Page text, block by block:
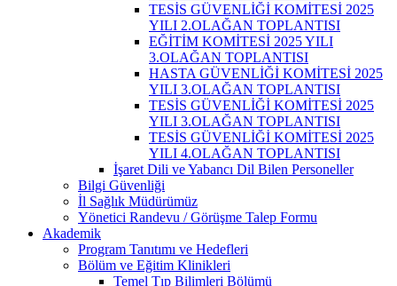
TESİS GÜVENLİĞİ KOMİTESİ 2025
YILI 2.OLAĞAN TOPLANTISI
EĞİTİM KOMİTESİ 2025 YILI
3.OLAĞAN TOPLANTISI
HASTA GÜVENLİĞİ KOMİTESİ 2025
YILI 3.OLAĞAN TOPLANTISI
TESİS GÜVENLİĞİ KOMİTESİ 2025
YILI 3.OLAĞAN TOPLANTISI
TESİS GÜVENLİĞİ KOMİTESİ 2025
YILI 4.OLAĞAN TOPLANTISI
İşaret Dili ve Yabancı Dil Bilen Personeller
Bilgi Güvenliği
İl Sağlık Müdürümüz
Yönetici Randevu / Görüşme Talep Formu
Akademik
Program Tanıtımı ve Hedefleri
Bölüm ve Eğitim Klinikleri
Temel Tıp Bilimleri Bölümü